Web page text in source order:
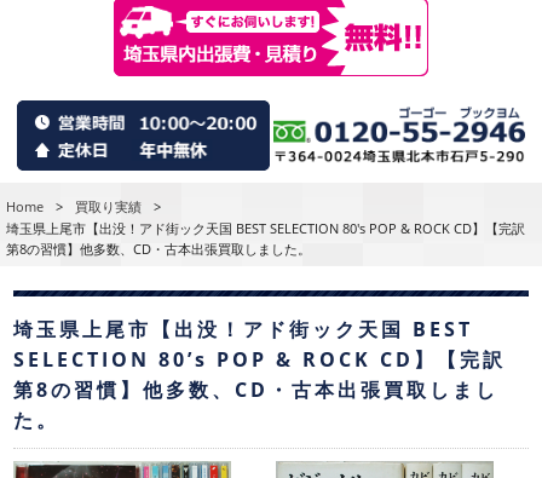
Home > 買取り実績
>
埼玉県上尾市【出没！アド街ック天国 BEST SELECTION 80's POP & ROCK CD】【完訳
第8の習慣】他多数、CD・古本出張買取しました。
埼玉県上尾市【出没！アド街ック天国 BEST
SELECTION 80’s POP & ROCK CD】【完訳
第8の習慣】他多数、CD・古本出張買取しまし
た。